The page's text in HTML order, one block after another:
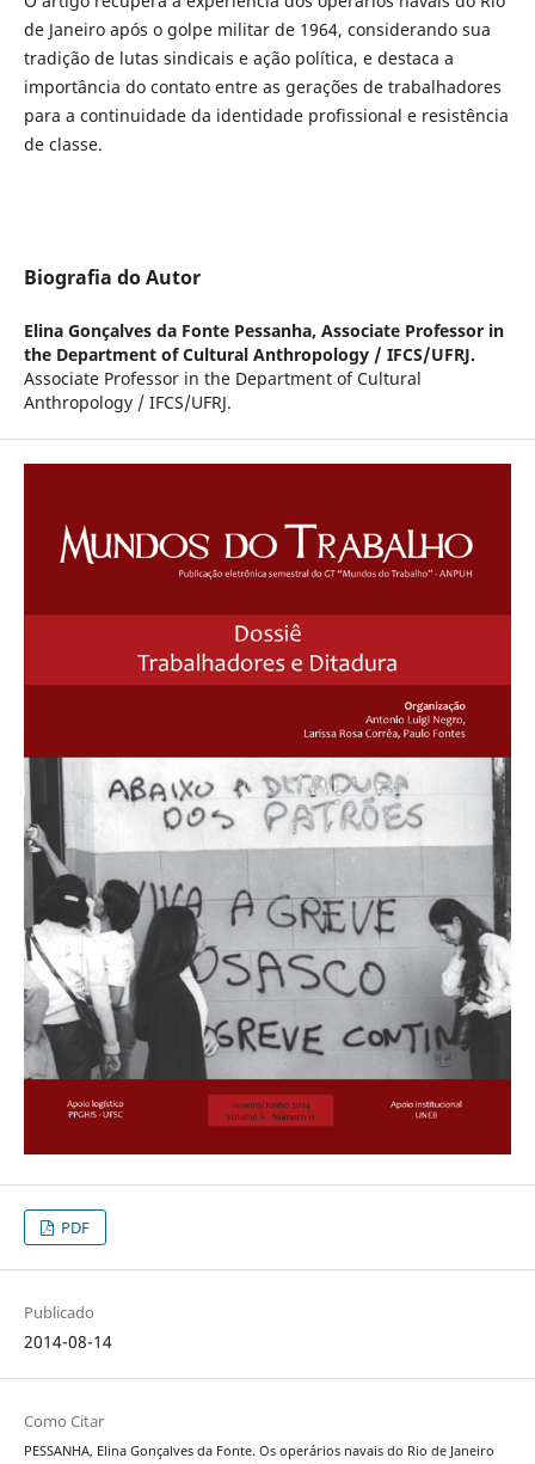
de Janeiro após o golpe militar de 1964, considerando sua
tradição de lutas sindicais e ação política, e destaca a
importância do contato entre as gerações de trabalhadores
para a continuidade da identidade profissional e resistência
de classe.
Biografia do Autor
Elina Gonçalves da Fonte Pessanha, Associate Professor in
the Department of Cultural Anthropology / IFCS/UFRJ.
Associate Professor in the Department of Cultural
Anthropology / IFCS/UFRJ.
PDF
Publicado
2014-08-14
Como Citar
PESSANHA, Elina Gonçalves da Fonte. Os operários navais do Rio de Janeiro